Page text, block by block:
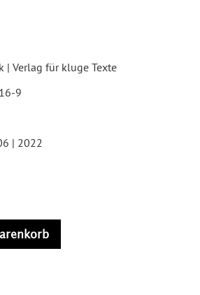
| Verlag für kluge Texte
9
| 2022